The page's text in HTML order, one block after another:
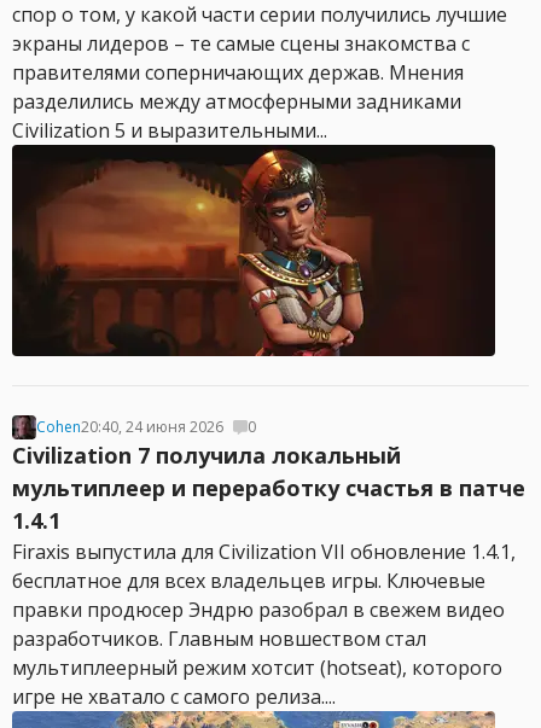
спор о том, у какой части серии получились лучшие
экраны лидеров – те самые сцены знакомства с
правителями соперничающих держав. Мнения
разделились между атмосферными задниками
Civilization 5 и выразительными...
Cohen20:40, 24 июня 2026 0
Civilization 7 получила локальный
мультиплеер и переработку счастья в патче
1.4.1
Firaxis выпустила для Civilization VII обновление 1.4.1,
бесплатное для всех владельцев игры. Ключевые
правки продюсер Эндрю разобрал в свежем видео
разработчиков. Главным новшеством стал
мультиплеерный режим хотсит (hotseat), которого
игре не хватало с самого релиза....